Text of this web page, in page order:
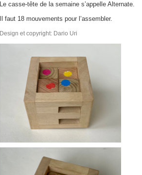
Le casse-tête de la semaine s’appelle Alternate.
Il faut 18 mouvements pour l’assembler.
Design et copyright: Dario Uri